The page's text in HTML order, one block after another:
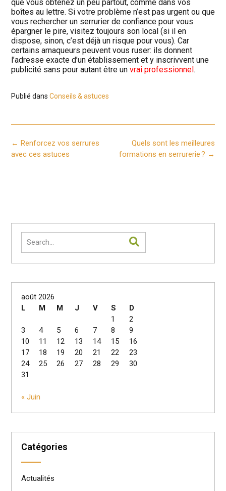
que vous obtenez un peu partout, comme dans vos
boîtes au lettre. Si votre problème n’est pas urgent ou que
vous rechercher un serrurier de confiance pour vous
épargner le pire, visitez toujours son local (si il en
dispose, sinon, c’est déjà un risque pour vous). Car
certains arnaqueurs peuvent vous ruser: ils donnent
l’adresse exacte d’un établissement et y inscrivvent une
publicité sans pour autant être un vrai professionnel.
Publié dans Conseils & astuces
Post
navigation
Quels sont les meilleures
formations en serrurerie ? →
← Renforcez vos serrures
avec ces astuces
août 2026
L
M M J V S
D
1
2
3
4 5 6 7 8
9
10
11 12 13 14 15
16
17
18 19 20 21 22
23
24
25 26 27 28 29
30
31
« Juin
Catégories
Actualités